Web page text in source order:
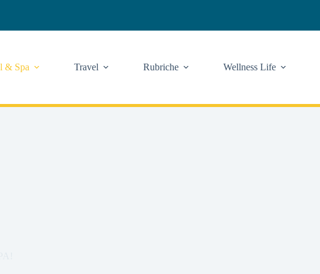
& Spa Travel Rubriche Wellness Life